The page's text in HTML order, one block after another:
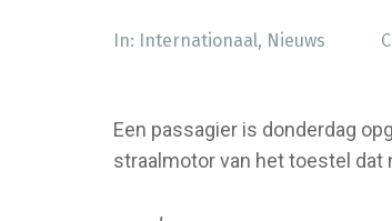
In: Internationaal, Nieuws
Een passagier is donderdag
straalmotor van het toestel dat